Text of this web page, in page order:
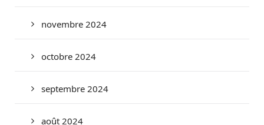
novembre 2024
octobre 2024
septembre 2024
août 2024